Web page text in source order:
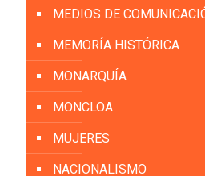
MEDIOS DE
MEMORÍA HISTÓRICA
MONARQUÍA
MONCLOA
MUJERES
NACIONALISMO